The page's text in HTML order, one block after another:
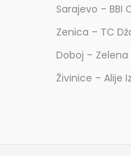
Sarajevo – BBI
Zenica – TC
Doboj – Zelena
Živinice – Alije